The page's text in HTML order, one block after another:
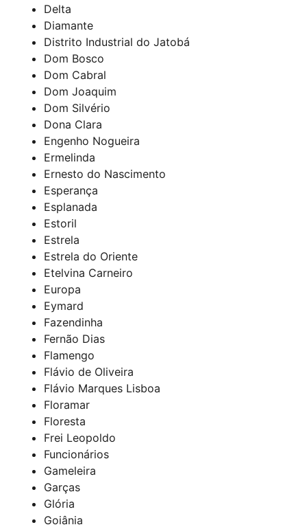
Delta
Diamante
Distrito Industrial do Jatobá
Dom Bosco
Dom Cabral
Dom Joaquim
Dom Silvério
Dona Clara
Engenho Nogueira
Ermelinda
Ernesto do Nascimento
Esperança
Esplanada
Estoril
Estrela
Estrela do Oriente
Etelvina Carneiro
Europa
Eymard
Fazendinha
Fernão Dias
Flamengo
Flávio de Oliveira
Flávio Marques Lisboa
Floramar
Floresta
Frei Leopoldo
Funcionários
Gameleira
Garças
Glória
Goiânia